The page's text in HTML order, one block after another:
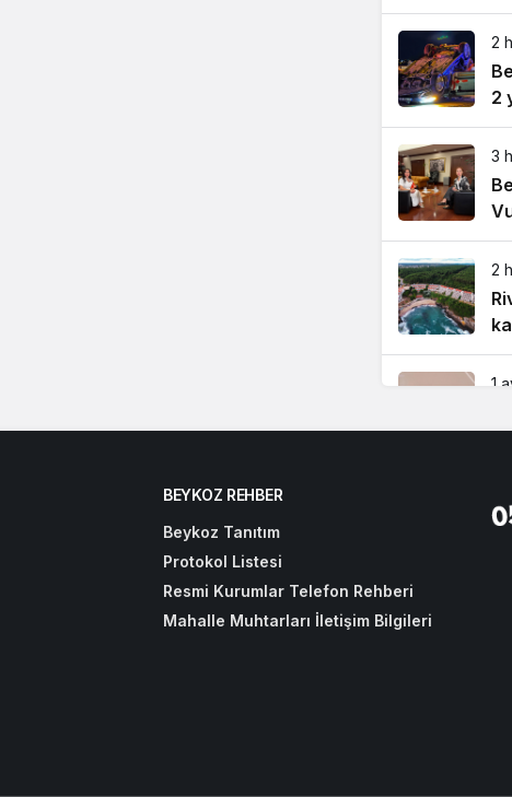
2
2
3
2
1
3
BEYKOZ REHBER
Beykoz Tanıtım
Protokol Listesi
Resmi Kurumlar Telefon Rehberi
Mahalle Muhtarları İletişim Bilgileri